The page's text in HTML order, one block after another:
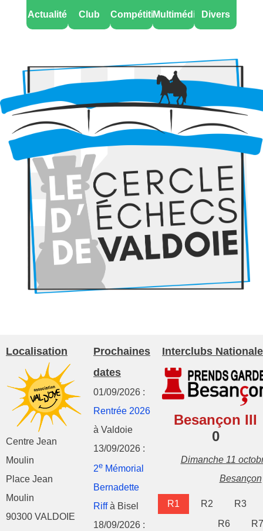
Actualité Club CompétitionsMultimédia Divers
Localisation
Centre Jean
Moulin
Place Jean
Moulin
90300 VALDOIE
Prochaines
dates
01/09/2026 :
Rentrée 2026
à Valdoie
13/09/2026 :
2e Mémorial
Bernadette
Riffà Bisel
18/09/2026 :
Interclubs
Besançon III
0
Dimanche 11
Besançon
R1 R2
R3
R6
R7